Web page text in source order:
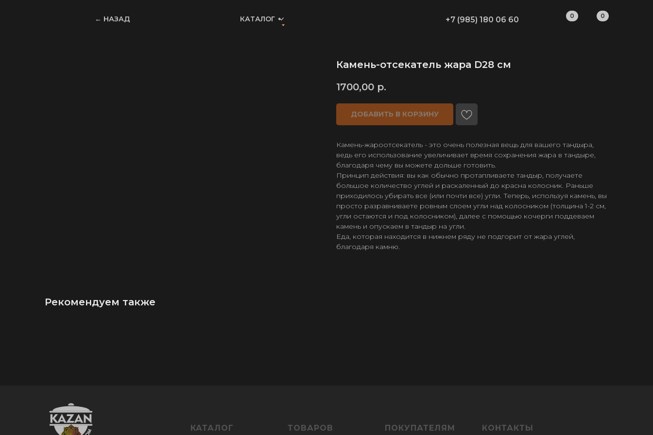
+7 (985) 180 06 60
КАТАЛОГ
← НАЗАД 0 0
Камень-отсекатель жара D28 см
1700,00 р.
ДОБАВИТЬ В КОРЗИНУ
Камень-жароотсекатель - это очень полезная вещь для вашего тандыра,
ведь его использование увеличивает время сохранения жара в тандыре,
благодаря чему вы можете дольше готовить.
Принцип действия: вы как обычно протапливаете тандыр, получаете
большое количество углей и раскаленный до красна колосник. Раньше
приходилось убирать все (или почти все) угли. Теперь, используя камень, вы
просто разравниваете ровным слоем угли над колосником (толщина 1-2 см,
угли остаются и под колосником), далее с помощью кочерги поддеваем
камень и опускаем в тандыр на угли.
Еда, которая находится в нижнем ряду не подгорит от жара углей,
благодаря камню.
Рекомендуем также
КАТАЛОГ КОНТАКТЫ
ПОКУПАТЕЛЯМ
ТОВАРОВ